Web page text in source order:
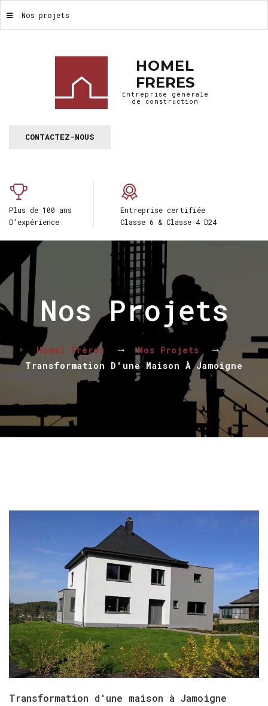
HOMEL
FRERES
Entreprise générale
de construction
CONTACTEZ-NOUS
Plus de 100 ans
D'expérience
Entreprise certifiée
Classe 6 & Classe 4 D24
Nos projets
Nos Projets
Homel Frères
Nos Projets
Transformation D'une Maison À Jamoigne
Transformation d'une maison à Jamoigne